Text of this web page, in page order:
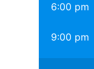
6:00 pm
9:00 pm